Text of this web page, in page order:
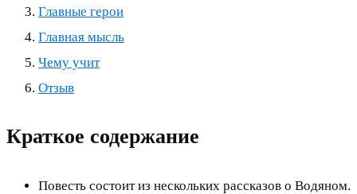
Главные герои
Главная мысль
Чему учит
Отзыв
Краткое содержание
Повесть состоит из нескольких рассказов о Водяном.